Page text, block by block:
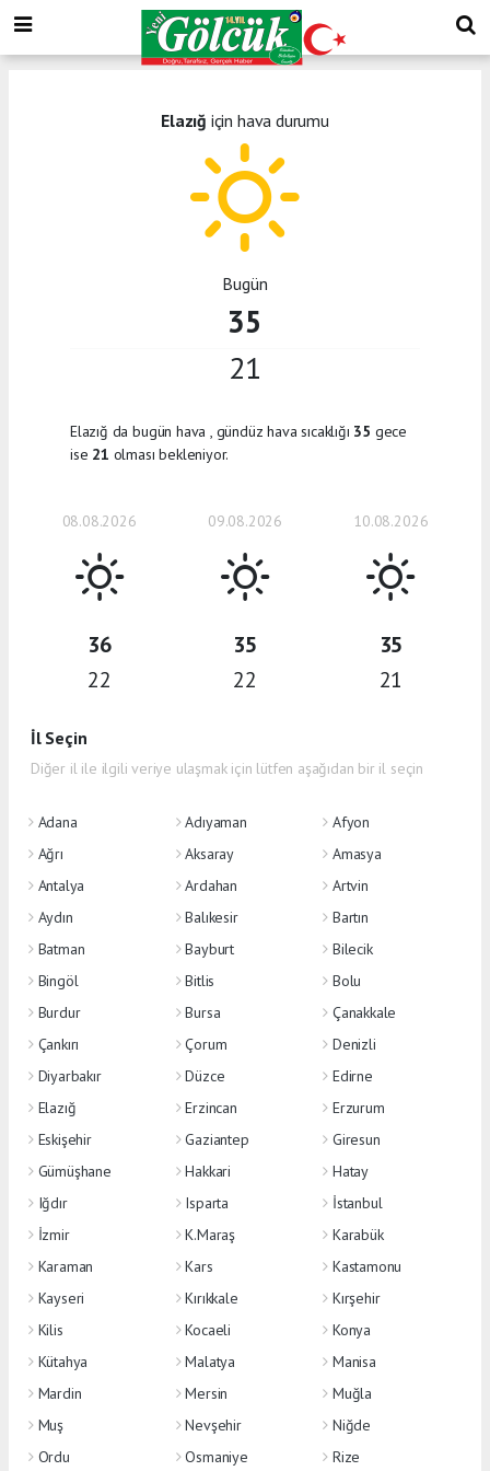
Elazığ için hava durumu
Bugün
35
21
Elazığ da bugün hava , gündüz hava sıcaklığı 35 gece
ise 21 olması bekleniyor.
08.08.2026
36
22
09.08.2026
35
22
10.08.2026
35
21
İl Seçin
Diğer il ile ilgili veriye ulaşmak için lütfen aşağıdan bir il seçin
Adana Adıyaman
Afyon
Ağrı
Aksaray
Amasya
Antalya
Ardahan
Artvin
Aydın
Balıkesir
Bartın
Batman
Bayburt
Bilecik
Bingöl
Bitlis
Bolu
Burdur
Bursa
Çanakkale
Çankırı
Çorum
Denizli
Diyarbakır
Düzce
Edirne
Elazığ
Erzincan
Erzurum
Eskişehir
Gaziantep
Giresun
Gümüşhane
Hakkari
Hatay
Iğdır
Isparta
İstanbul
İzmir
K.Maraş
Karabük
Karaman
Kars
Kastamonu
Kayseri
Kırıkkale
Kırşehir
Kilis
Kocaeli
Konya
Kütahya
Malatya
Manisa
Mardin
Mersin
Muğla
Muş
Nevşehir
Niğde
Ordu
Osmaniye Rize